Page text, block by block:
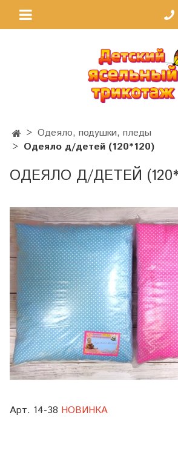
Одеяло, подушки, пледы
Одеяло д/детей (120*120)
ОДЕЯЛО Д/ДЕТЕЙ
Арт. 14-38 НОВИНКА